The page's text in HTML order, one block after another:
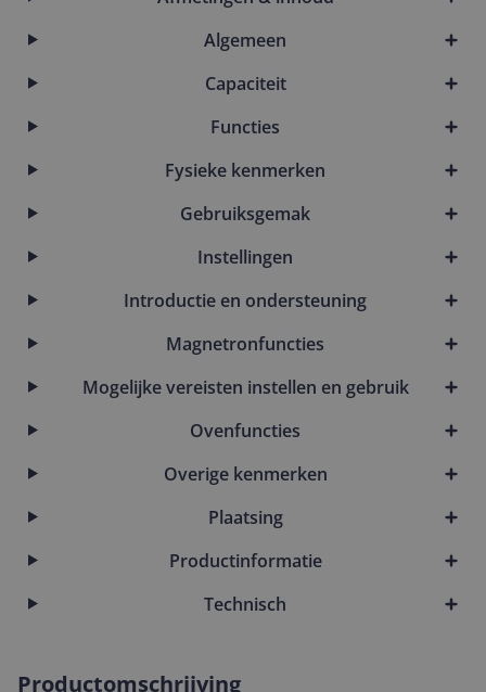
Algemeen
Capaciteit
Functies
Fysieke kenmerken
Gebruiksgemak
Instellingen
Introductie en ondersteuning
Magnetronfuncties
Mogelijke vereisten instellen en gebruik
Ovenfuncties
Overige kenmerken
Plaatsing
Productinformatie
Technisch
Productomschrijving